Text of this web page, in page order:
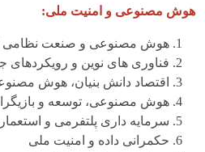
هوش مصنوعی و امنیت ملی:
هوش مصنوعی و صنعت نظامی
فناوری های نوین و رویکردهای
اقتصاد دانش بنیان، هوش
هوش مصنوعی، توسعه و
سرمایه­ داری پلتفرمی و
حکمرانی داده و امنیت ملی